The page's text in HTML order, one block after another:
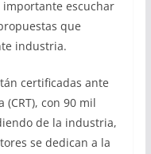
escuchar
que
industria.
certificadas ante
con 90 mil
de la industria,
se dedican a la